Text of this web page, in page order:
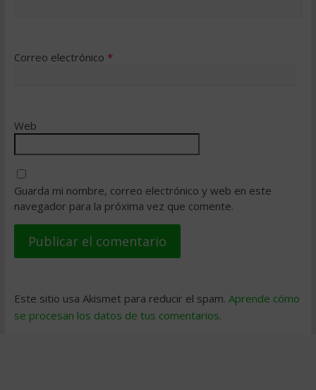
Correo electrónico *
Web
Guarda mi nombre, correo electrónico y web en este
navegador para la próxima vez que comente.
Este sitio usa Akismet para reducir el spam. Aprende cómo
se procesan los datos de tus comentarios.